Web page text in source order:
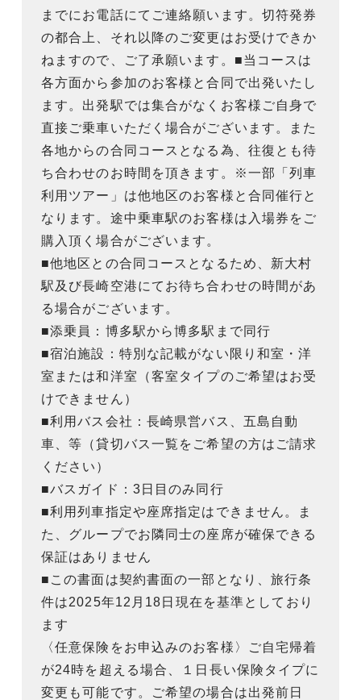
までにお電話にてご連絡願います。切符発券
の都合上、それ以降のご変更はお受けできか
ねますので、ご了承願います。■当コースは
各方面から参加のお客様と合同で出発いたし
ます。出発駅では集合がなくお客様ご自身で
直接ご乗車いただく場合がございます。また
各地からの合同コースとなる為、往復とも待
ち合わせのお時間を頂きます。※一部「列車
利用ツアー」は他地区のお客様と合同催行と
なります。途中乗車駅のお客様は入場券をご
購入頂く場合がございます。
■他地区との合同コースとなるため、新大村
駅及び長崎空港にてお待ち合わせの時間があ
る場合がございます。
■添乗員：博多駅から博多駅まで同行
■宿泊施設：特別な記載がない限り和室・洋
室または和洋室（客室タイプのご希望はお受
けできません）
■利用バス会社：長崎県営バス、五島自動
車、等（貸切バス一覧をご希望の方はご請求
ください）
■バスガイド：3日目のみ同行
■利用列車指定や座席指定はできません。ま
た、グループでお隣同士の座席が確保できる
保証はありません
■この書面は契約書面の一部となり、旅行条
件は2025年12月18日現在を基準としており
ます
〈任意保険をお申込みのお客様〉ご自宅帰着
が24時を超える場合、１日長い保険タイプに
変更も可能です。ご希望の場合は出発前日